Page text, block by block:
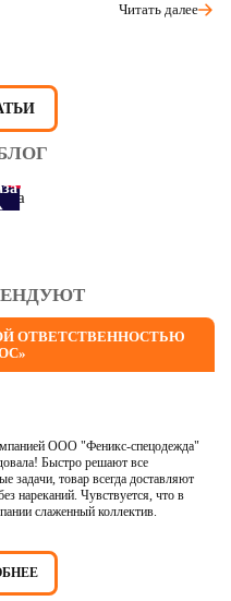
Читать далее
ОТВЕТСТВЕННОСТЬЮ
ООО "Феникс-спецодежда"
Быстро решают все
задачи, товар всегда доставляют
нареканий. Чувствуется, что в
слаженный коллектив.